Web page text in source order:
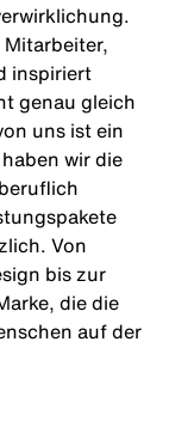
inspiriert
genau gleich
uns ist ein
wir die
Von
bis zur
die die
auf der